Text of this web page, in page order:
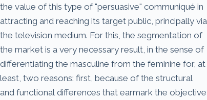
the value of this type of "persuasive" communiqué in
attracting and reaching its target public, principally via
the television medium. For this, the segmentation of
the market is a very necessary result, in the sense of
differentiating the masculine from the feminine for, at
least, two reasons: first, because of the structural
and functional differences that earmark the objective